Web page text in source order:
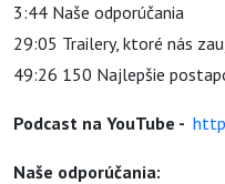
3:44 Naše odporúčania
29:05 Trailery, ktoré nás
49:26 150 Najlepšie
Podcast na YouTube -
Naše odporúčania: